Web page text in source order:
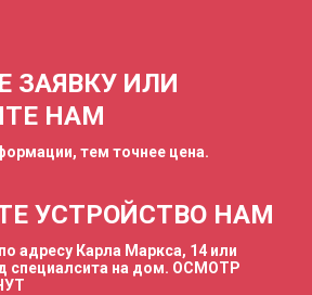
ЗАЯВКУ ИЛИ
НАМ
тем точнее цена.
УСТРОЙСТВО НАМ
адресу Карла Маркса, 14 или
специалсита на дом. ОСМОТР